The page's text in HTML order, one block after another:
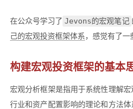
在公众号学习了 Jevons的宏观笔记
己的宏观投资框架体系 ，感觉有了一
构建宏观投资框架的基本
宏观分析框架是指用于系统性理解
行业和资产配置影响的理论和方法